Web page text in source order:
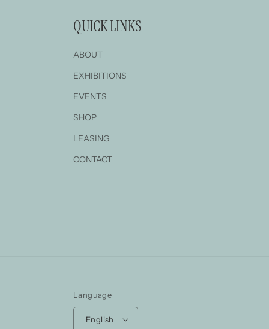
QUICK LINKS
ABOUT
EXHIBITIONS
EVENTS
SHOP
LEASING
CONTACT
Language
English